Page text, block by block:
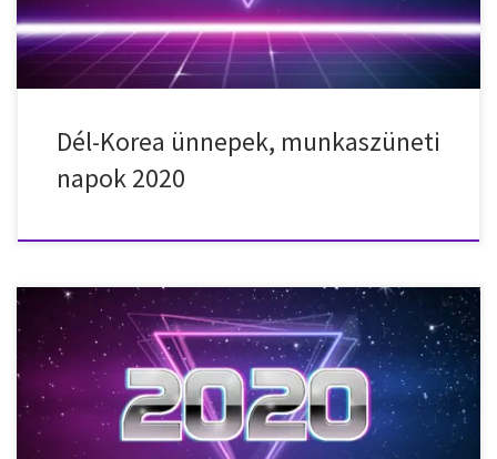
Dél-Korea ünnepek, munkaszüneti
napok 2020
Nemzeti ünnepek, munkaszüneti napok, ünnepnapok Tajvanban
2020-ban. 2020. január 1. – szerda – Újév 2020. január 23. –
csütörtök – Holdújév 2020. január 24. – péntek – Holdújév 2020.
január 25. – szombat – Holdújév 2020. január 26. – vasárnap –